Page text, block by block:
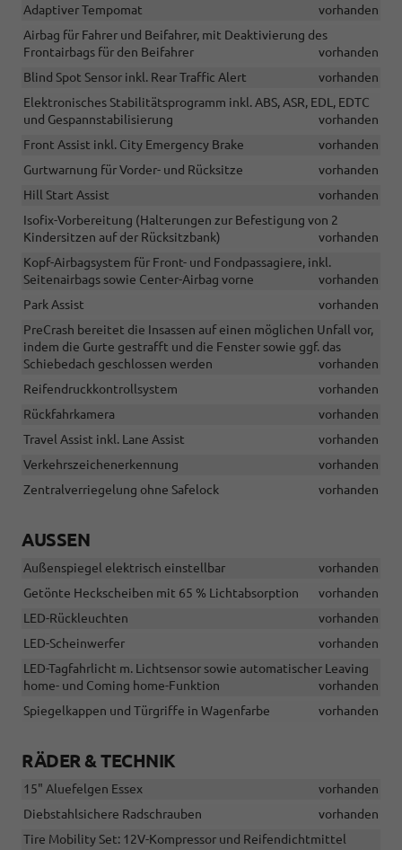
Adaptiver Tempomat
vorhanden
Airbag für Fahrer und Beifahrer, mit Deaktivierung des
Frontairbags für den Beifahrer
vorhanden
Blind Spot Sensor inkl. Rear Traffic Alert
vorhanden
Elektronisches Stabilitätsprogramm inkl. ABS, ASR, EDL, EDTC
und Gespannstabilisierung
vorhanden
Front Assist inkl. City Emergency Brake
vorhanden
Gurtwarnung für Vorder- und Rücksitze
vorhanden
Hill Start Assist
vorhanden
Isofix-Vorbereitung (Halterungen zur Befestigung von 2
Kindersitzen auf der Rücksitzbank)
vorhanden
Kopf-Airbagsystem für Front- und Fondpassagiere, inkl.
Seitenairbags sowie Center-Airbag vorne
vorhanden
Park Assist
vorhanden
PreCrash bereitet die Insassen auf einen möglichen Unfall vor,
indem die Gurte gestrafft und die Fenster sowie ggf. das
Schiebedach geschlossen werden
vorhanden
Reifendruckkontrollsystem
vorhanden
Rückfahrkamera
vorhanden
Travel Assist inkl. Lane Assist
vorhanden
Verkehrszeichenerkennung
vorhanden
Zentralverriegelung ohne Safelock
vorhanden
AUSSEN
Außenspiegel elektrisch einstellbar
vorhanden
Getönte Heckscheiben mit 65 % Lichtabsorption
vorhanden
LED-Rückleuchten
vorhanden
LED-Scheinwerfer
vorhanden
LED-Tagfahrlicht m. Lichtsensor sowie automatischer Leaving
home- und Coming home-Funktion
vorhanden
Spiegelkappen und Türgriffe in Wagenfarbe
vorhanden
RÄDER & TECHNIK
15" Aluefelgen Essex
vorhanden
Diebstahlsichere Radschrauben
vorhanden
Tire Mobility Set: 12V-Kompressor und Reifendichtmittel